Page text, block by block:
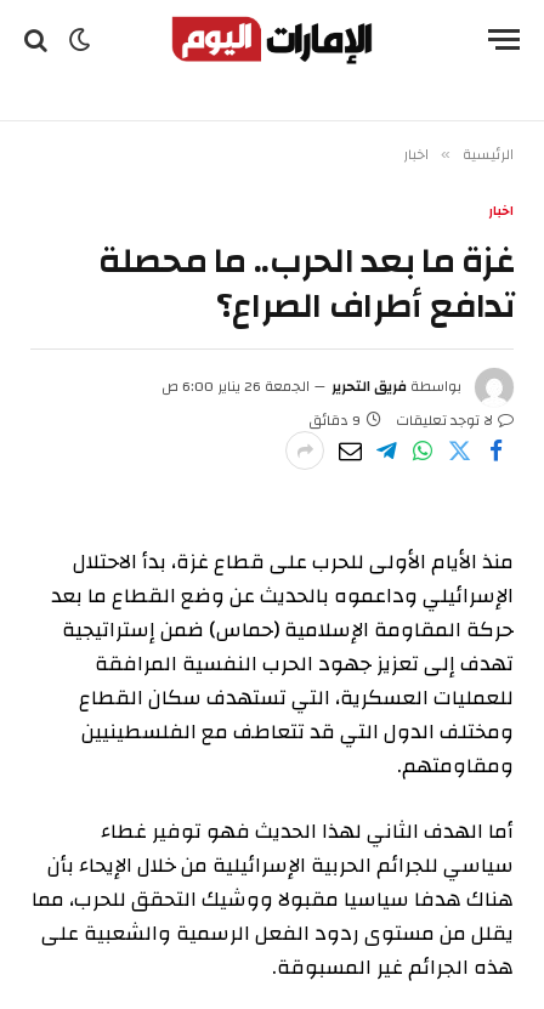
الرئيسية » اخبار
اخبار
غزة ما بعد الحرب.. ما محصلة
تدافع أطراف الصراع؟
بواسطةفريق التحرير
الجمعة 26 يناير 6:00 ص
لا توجد تعليقات
9 دقائق
منذ الأيام الأولى للحرب على قطاع غزة، بدأ الاحتلال
الإسرائيلي وداعموه بالحديث عن وضع القطاع ما بعد
حركة المقاومة الإسلامية (حماس) ضمن إستراتيجية
تهدف إلى تعزيز جهود الحرب النفسية المرافقة
للعمليات العسكرية، التي تستهدف سكان القطاع
ومختلف الدول التي قد تتعاطف مع الفلسطينيين
ومقاومتهم.
أما الهدف الثاني لهذا الحديث فهو توفير غطاء
سياسي للجرائم الحربية الإسرائيلية من خلال الإيحاء بأن
هناك هدفا سياسيا مقبولا ووشيك التحقق للحرب، مما
يقلل من مستوى ردود الفعل الرسمية والشعبية على
هذه الجرائم غير المسبوقة.